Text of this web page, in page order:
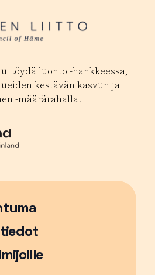
Löydä luonto -hankkeessa,
kestävän kasvun ja
-määrärahalla.
uudessa ikkunassa